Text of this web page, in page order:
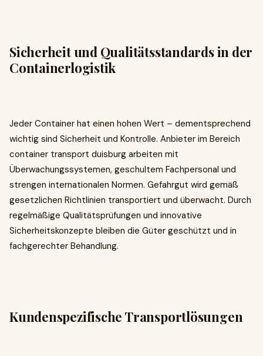
Sicherheit und Qualitätsstandards in der
Containerlogistik
Jeder Container hat einen hohen Wert – dementsprechend
wichtig sind Sicherheit und Kontrolle. Anbieter im Bereich
container transport duisburg arbeiten mit
Überwachungssystemen, geschultem Fachpersonal und
strengen internationalen Normen. Gefahrgut wird gemäß
gesetzlichen Richtlinien transportiert und überwacht. Durch
regelmäßige Qualitätsprüfungen und innovative
Sicherheitskonzepte bleiben die Güter geschützt und in
fachgerechter Behandlung.
Kundenspezifische Transportlösungen